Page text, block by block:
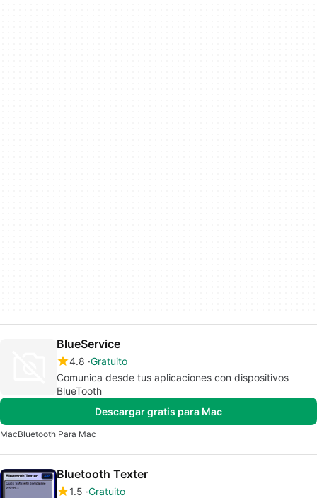
BlueService
4.8 Gratuito
Comunica desde tus aplicaciones con dispositivos
BlueTooth
Descargar gratis para Mac
MacBluetooth Para Mac
Bluetooth Texter
1.5 Gratuito